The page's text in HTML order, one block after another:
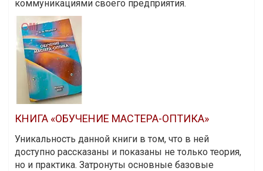
коммуникациями своего предприятия.
КНИГА «ОБУЧЕНИЕ МАСТЕРА-ОПТИКА»
Уникальность данной книги в том, что в ней
доступно рассказаны и показаны не только теория,
но и практика. Затронуты основные базовые